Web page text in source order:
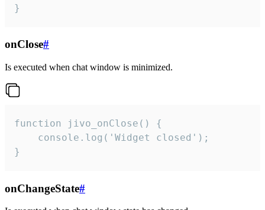
}
onClose#
Is executed when chat window is minimized.
function jivo_onClose() {
    console.log('Widget closed');
}
onChangeState#